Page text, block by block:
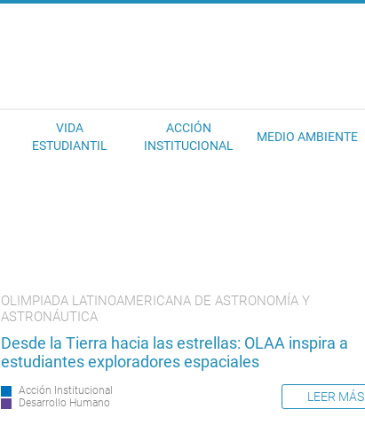
VIDA
ESTUDIANTIL
ACCIÓN
INSTITUCIONAL
MEDIO AMBIENTE
OLIMPIADA LATINOAMERICANA DE ASTRONOMÍA Y
ASTRONÁUTICA
Desde la Tierra hacia las estrellas: OLAA inspira a
estudiantes exploradores espaciales
Acción Institucional
Desarrollo Humano
LEER MÁS